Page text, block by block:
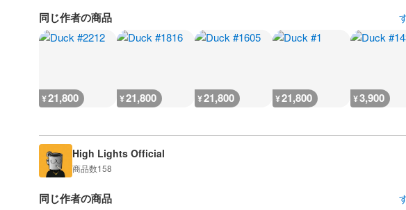
同じ作者の商品
¥21,800 ¥21,800 ¥21,800 ¥21,800 ¥3,900
High Lights Official
商品数158
同じ作者の商品